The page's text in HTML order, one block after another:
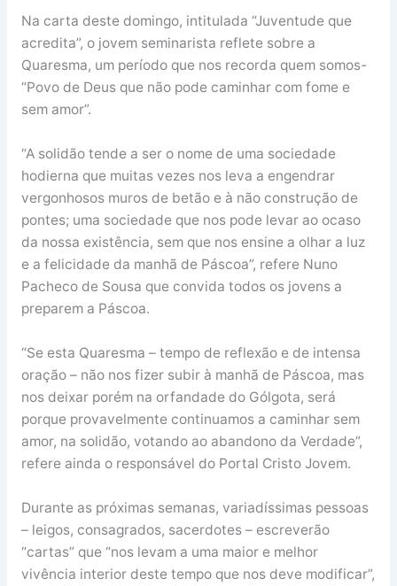
Na carta deste domingo, intitulada “Juventude que
acredita”, o jovem seminarista reflete sobre a
Quaresma, um período que nos recorda quem somos-
“Povo de Deus que não pode caminhar com fome e
sem amor”.
“A solidão tende a ser o nome de uma sociedade
hodierna que muitas vezes nos leva a engendrar
vergonhosos muros de betão e à não construção de
pontes; uma sociedade que nos pode levar ao ocaso
da nossa existência, sem que nos ensine a olhar a luz
e a felicidade da manhã de Páscoa”, refere Nuno
Pacheco de Sousa que convida todos os jovens a
preparem a Páscoa.
“Se esta Quaresma – tempo de reflexão e de intensa
oração – não nos fizer subir à manhã de Páscoa, mas
nos deixar porém na orfandade do Gólgota, será
porque provavelmente continuamos a caminhar sem
amor, na solidão, votando ao abandono da Verdade”,
refere ainda o responsável do Portal Cristo Jovem.
Durante as próximas semanas, variadíssimas pessoas
– leigos, consagrados, sacerdotes – escreverão
“cartas” que “nos levam a uma maior e melhor
vivência interior deste tempo que nos deve modificar”,